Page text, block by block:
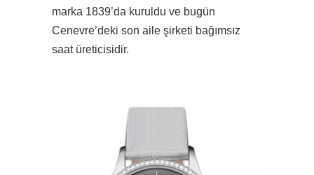
marka 1839’da kuruldu ve bugün
Cenevre’deki son aile şirketi bağımsız
saat üreticisidir.